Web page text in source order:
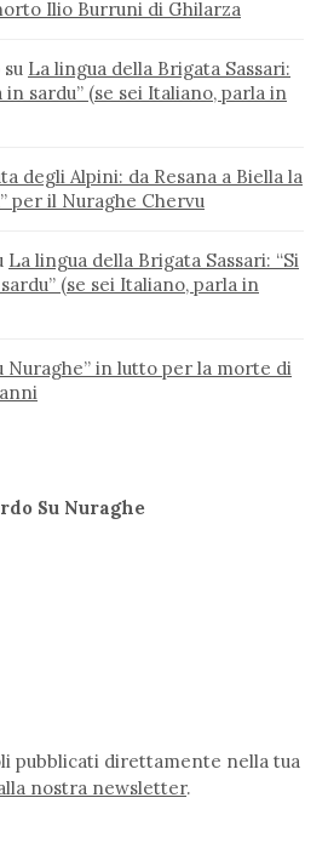
Ilio Burruni di Ghilarza
su La lingua della Brigata Sassari:
in sardu” (se sei Italiano, parla in
degli Alpini: da Resana a Biella la
per il Nuraghe Chervu
La lingua della Brigata Sassari: “Si
(se sei Italiano, parla in
Nuraghe” in lutto per la morte di
Su Nuraghe
pubblicati direttamente nella tua
nostra newsletter.